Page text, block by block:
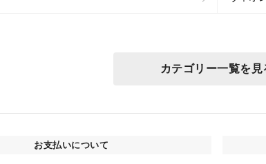
カテゴリー一覧を見
お支払いについて